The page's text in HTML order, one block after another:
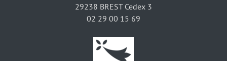
29238 BREST Cedex 3
02 29 00 15 69